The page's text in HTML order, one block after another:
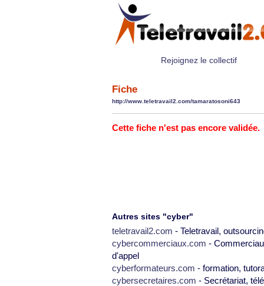
Rejoignez le collectif
Fiche
http://www.teletravail2.com/tamaratosoni643
Cette fiche n'est pas encore validée.
Autres sites "cyber"
teletravail2.com - Teletravail,
cybercommerciaux.com -
d'appel
cyberformateurs.com - formation,
cybersecretaires.com - Secrétariat,